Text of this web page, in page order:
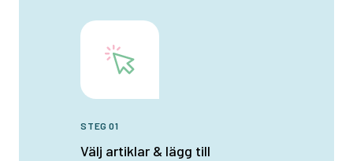
STEG 01
Välj artiklar & lägg till